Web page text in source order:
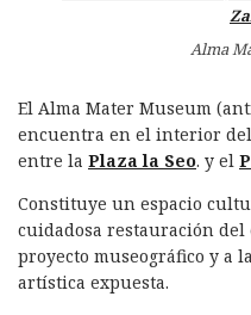
Alma
El Alma Mater Museum
encuentra en el interior del
entre la Plaza la Seo. y el
Constituye un espacio
cuidadosa restauración
proyecto museográfico y a
artística expuesta.